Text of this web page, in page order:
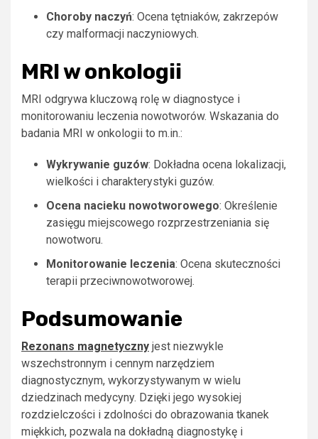
Choroby naczyń: Ocena tętniaków, zakrzepów
czy malformacji naczyniowych.
MRI w onkologii
MRI odgrywa kluczową rolę w diagnostyce i
monitorowaniu leczenia nowotworów. Wskazania do
badania MRI w onkologii to m.in.:
Wykrywanie guzów: Dokładna ocena lokalizacji,
wielkości i charakterystyki guzów.
Ocena nacieku nowotworowego: Określenie
zasięgu miejscowego rozprzestrzeniania się
nowotworu.
Monitorowanie leczenia: Ocena skuteczności
terapii przeciwnowotworowej.
Podsumowanie
Rezonans magnetyczny jest niezwykle
wszechstronnym i cennym narzędziem
diagnostycznym, wykorzystywanym w wielu
dziedzinach medycyny. Dzięki jego wysokiej
rozdzielczości i zdolności do obrazowania tkanek
miękkich, pozwala na dokładną diagnostykę i